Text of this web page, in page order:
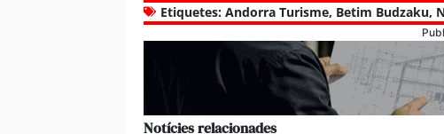
Etiquetes: Andorra Turisme, Betim Budzaku,
Notícies relacionades